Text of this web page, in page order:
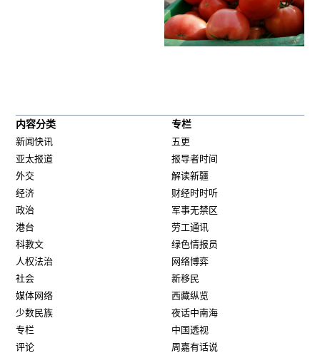
内容分类
新闻快讯
亚太报道
外交
经济
政治
港台
科教文
人权法治
社会
媒体网络
少数民族
专栏
评论
专栏
五更
报导者时间
解读新疆
财经时时听
军事无禁区
劳工通讯
绿色情报员
网络博弈
新移民
西藏纵览
夜话中南海
中国透视
周嘉有话说